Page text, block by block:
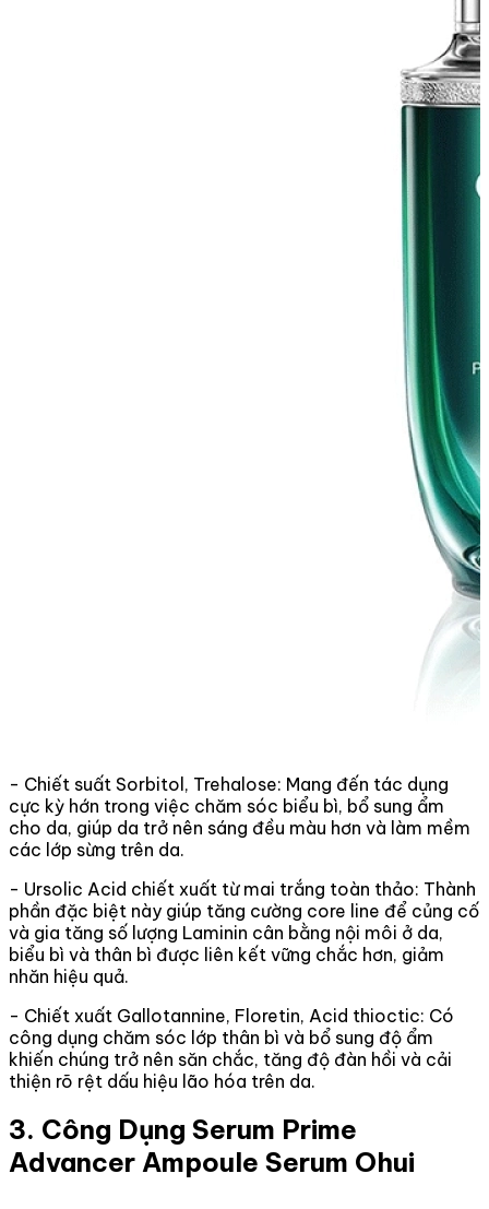
- Chiết suất Sorbitol, Trehalose: Mang đến tác dụng
cực kỳ hớn trong việc chăm sóc biểu bì, bổ sung ẩm
cho da, giúp da trở nên sáng đều màu hơn và làm mềm
các lớp sừng trên da.
- Ursolic Acid chiết xuất từ mai trắng toàn thảo: Thành
phần đặc biệt này giúp tăng cường core line để củng cố
và gia tăng số lượng Laminin cân bằng nội môi ở da,
biểu bì và thân bì được liên kết vững chắc hơn, giảm
nhăn hiệu quả.
- Chiết xuất Gallotannine, Floretin, Acid thioctic: Có
công dụng chăm sóc lớp thân bì và bổ sung độ ẩm
khiến chúng trở nên săn chắc, tăng độ đàn hồi và cải
thiện rõ rệt dấu hiệu lão hóa trên da.
3. Công Dụng Serum Prime
Advancer Ampoule Serum Ohui